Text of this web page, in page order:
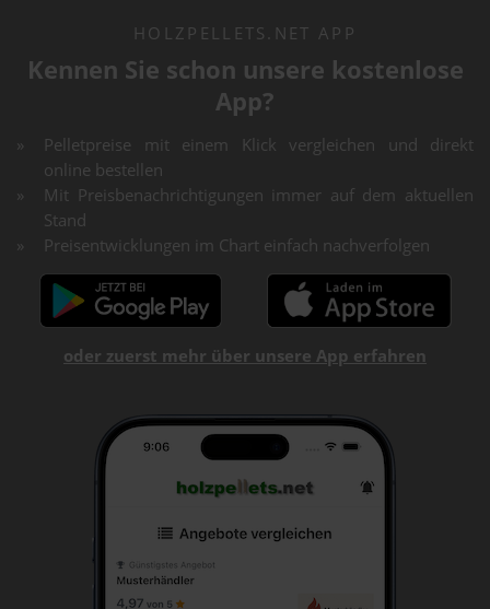
HOLZPELLETS.NET APP
Kennen Sie schon unsere kostenlose
App?
Pelletpreise mit einem Klick vergleichen und direkt
online bestellen
Mit Preisbenachrichtigungen immer auf dem aktuellen
Stand
Preisentwicklungen im Chart einfach nachverfolgen
oder zuerst mehr über unsere App erfahren